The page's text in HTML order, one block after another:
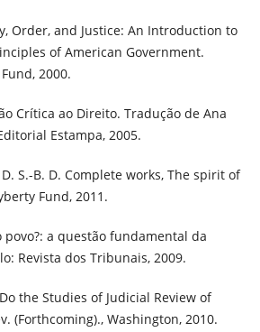
Order, and Justice: An Introduction to
of American Government.
2000.
Crítica ao Direito. Tradução de Ana
Estampa, 2005.
D. S.-B. D. Complete works, The spirit of
Fund, 2011.
povo?: a questão fundamental da
Revista dos Tribunais, 2009.
Do the Studies of Judicial Review of
(Forthcoming)., Washington, 2010.